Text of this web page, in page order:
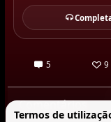
5 9
Comentários
Termos de